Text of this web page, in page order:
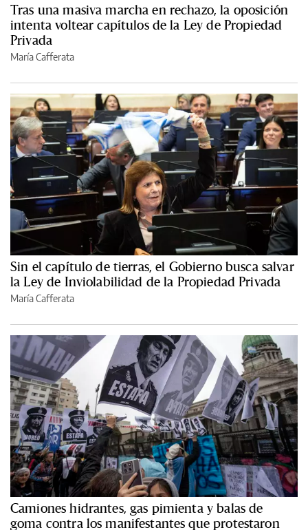
Tras una masiva marcha en rechazo, la oposición
intenta voltear capítulos de la Ley de Propiedad
Privada
María Cafferata
Sin el capítulo de tierras, el Gobierno busca salvar
la Ley de Inviolabilidad de la Propiedad Privada
María Cafferata
Camiones hidrantes, gas pimienta y balas de
goma contra los manifestantes que protestaron